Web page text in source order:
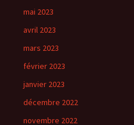
mai 2023
avril 2023
mars 2023
février 2023
janvier 2023
décembre 2022
novembre 2022